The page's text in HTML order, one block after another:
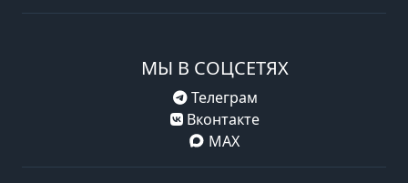
МЫ В СОЦСЕТЯХ
Телеграм
Вконтакте
MAX